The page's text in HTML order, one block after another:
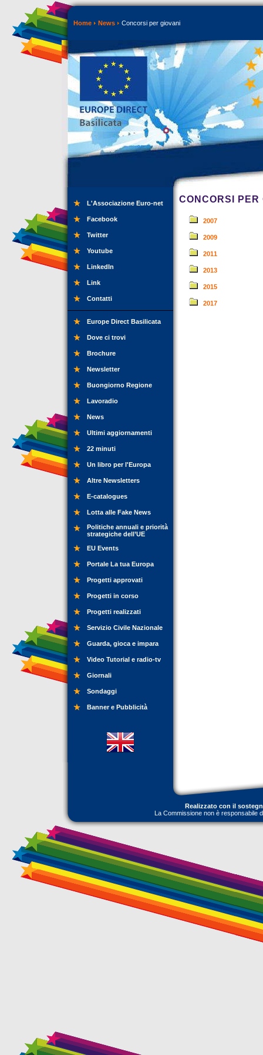
Home News Concorsi per giovani
L'Associazione Euro-net
Facebook
Twitter
Youtube
LinkedIn
Link
Contatti
Europe Direct Basilicata
Dove ci trovi
Brochure
Newsletter
Buongiorno Regione
Lavoradio
News
Ultimi aggiornamenti
22 minuti
Un libro per l'Europa
Altre Newsletters
E-catalogues
Lotta alle Fake News
Politiche annuali e priorità
strategiche dell’UE
EU Events
Portale La tua Europa
Progetti approvati
Progetti in corso
Progetti realizzati
Servizio Civile Nazionale
Guarda, gioca e impara
Video Tutorial e radio-tv
Giornali
Sondaggi
Banner e Pubblicità
CONCORSI PER
2007
2009
2011
2013
2015
2017
Realizzato con il
La Commissione non è responsabile